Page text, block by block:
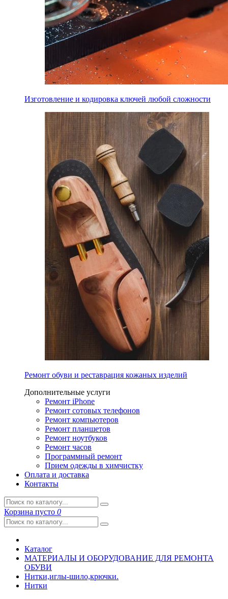
Изготовление и кодировка ключей любой сложности
Ремонт обуви и реставрация кожаных изделий
Дополнительные услуги
Ремонт iPhone
Ремонт сотовых телефонов
Ремонт компьютеров
Ремонт планшетов
Ремонт ноутбуков
Ремонт часов
Программный ремонт
Прием одежды в химчистку
Оплата и доставка
Контакты
Корзина пусто 0
Каталог
МАТЕРИАЛЫ И ОБОРУДОВАНИЕ ДЛЯ РЕМОНТА
ОБУВИ
Нитки,иглы-шило,крючки.
Нитки